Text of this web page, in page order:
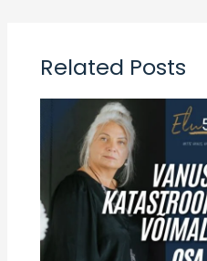
Related Posts